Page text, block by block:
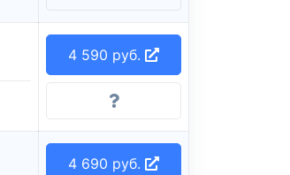
4 590 руб.
4 690 руб.